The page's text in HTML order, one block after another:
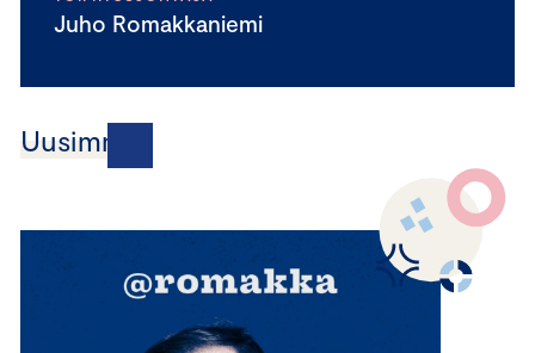
Juho Romakkaniemi
Uusimmat